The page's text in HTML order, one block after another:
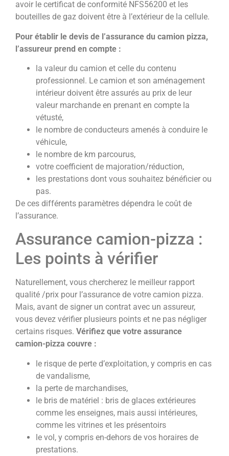
avoir le certificat de conformité NFS56200 et les
bouteilles de gaz doivent être à l’extérieur de la cellule.
Pour établir le devis de l’assurance du camion pizza,
l’assureur prend en compte :
la valeur du camion et celle du contenu
professionnel. Le camion et son aménagement
intérieur doivent être assurés au prix de leur
valeur marchande en prenant en compte la
vétusté,
le nombre de conducteurs amenés à conduire le
véhicule,
le nombre de km parcourus,
votre coefficient de majoration/réduction,
les prestations dont vous souhaitez bénéficier ou
pas.
De ces différents paramètres dépendra le coût de
l’assurance.
Assurance camion-pizza :
Les points à vérifier
Naturellement, vous chercherez le meilleur rapport
qualité /prix pour l’assurance de votre camion pizza.
Mais, avant de signer un contrat avec un assureur,
vous devez vérifier plusieurs points et ne pas négliger
certains risques. Vérifiez que votre assurance
camion-pizza couvre :
le risque de perte d’exploitation, y compris en cas
de vandalisme,
la perte de marchandises,
le bris de matériel : bris de glaces extérieures
comme les enseignes, mais aussi intérieures,
comme les vitrines et les présentoirs
le vol, y compris en-dehors de vos horaires de
prestations.